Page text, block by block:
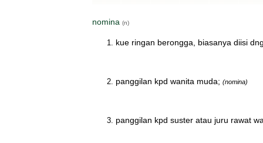
nomina (n)
kue ringan berongga, biasanya diisi
panggilan kpd wanita muda; (nomina)
panggilan kpd suster atau juru rawat